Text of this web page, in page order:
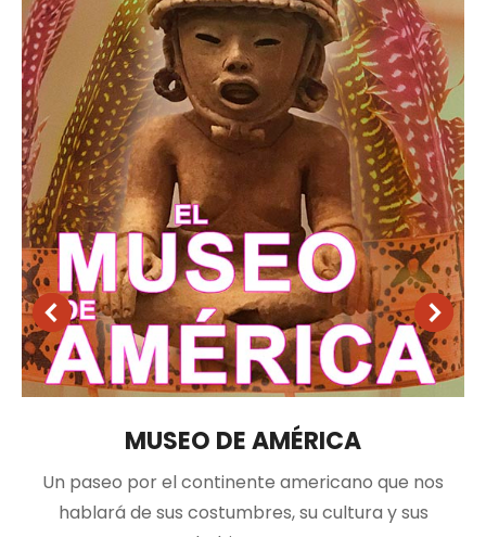
MUSEO DE AMÉRICA
Un paseo por el continente americano que nos
hablará de sus costumbres, su cultura y sus